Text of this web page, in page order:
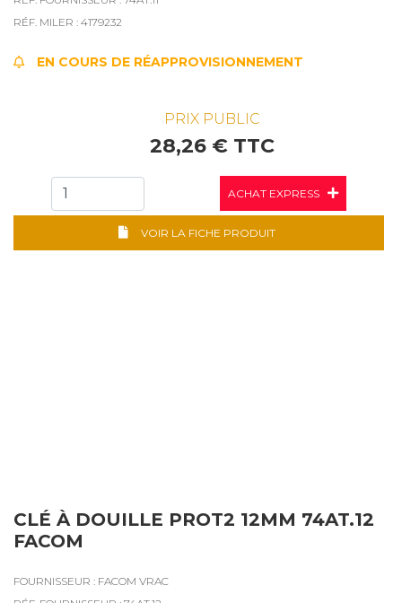
RÉF. MILER : 4179232
EN COURS DE RÉAPPROVISIONNEMENT
PRIX PUBLIC
28,26 € TTC
ACHAT EXPRESS
VOIR LA FICHE PRODUIT
CLÉ À DOUILLE PROT2 12MM 74AT.12
FACOM
FOURNISSEUR : FACOM VRAC